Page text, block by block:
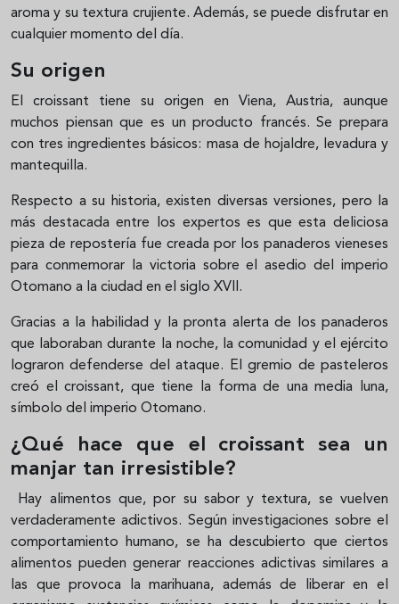
aroma y su textura crujiente. Además, se puede disfrutar en
cualquier momento del día.
Su origen
El croissant tiene su origen en Viena, Austria, aunque
muchos piensan que es un producto francés. Se prepara
con tres ingredientes básicos: masa de hojaldre, levadura y
mantequilla.
Respecto a su historia, existen diversas versiones, pero la
más destacada entre los expertos es que esta deliciosa
pieza de repostería fue creada por los panaderos vieneses
para conmemorar la victoria sobre el asedio del imperio
Otomano a la ciudad en el siglo XVII.
Gracias a la habilidad y la pronta alerta de los panaderos
que laboraban durante la noche, la comunidad y el ejército
lograron defenderse del ataque. El gremio de pasteleros
creó el croissant, que tiene la forma de una media luna,
símbolo del imperio Otomano.
¿Qué hace que el croissant sea un
manjar tan irresistible?
Hay alimentos que, por su sabor y textura, se vuelven
verdaderamente adictivos. Según investigaciones sobre el
comportamiento humano, se ha descubierto que ciertos
alimentos pueden generar reacciones adictivas similares a
las que provoca la marihuana, además de liberar en el